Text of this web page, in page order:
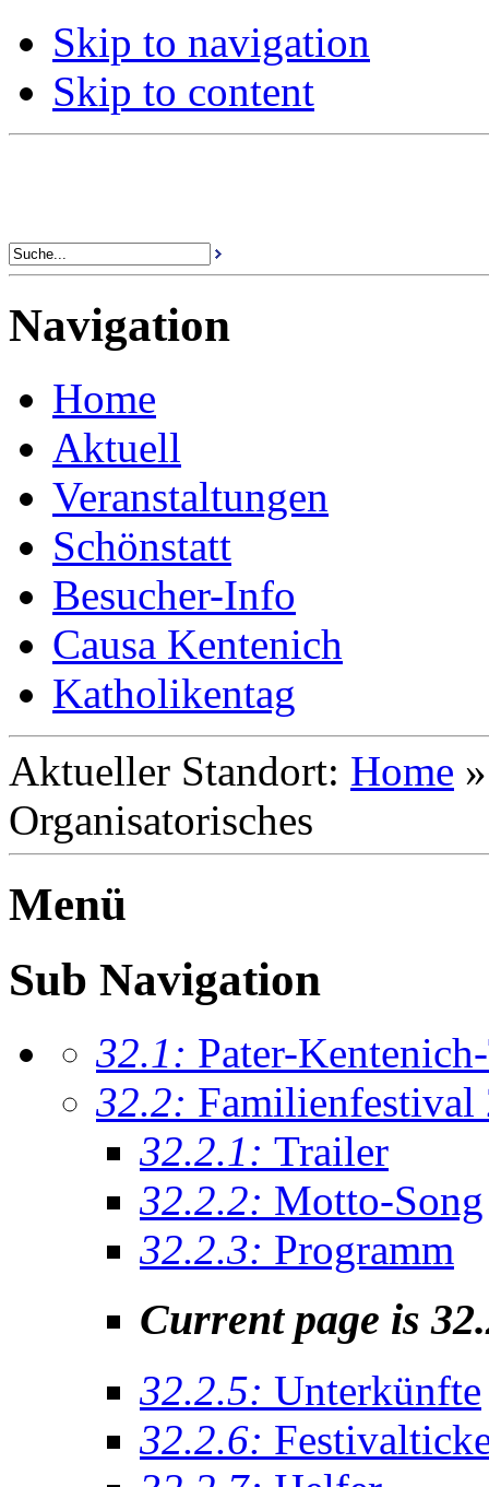
Skip to navigation
Skip to content
Navigation
Home
Aktuell
Veranstaltungen
Schönstatt
Besucher-Info
Causa Kentenich
Katholikentag
Aktueller Standort: Home
Organisatorisches
Menü
Sub Navigation
32.1: Pater-
32.2: Familienfestival
32.2.1: Trailer
32.2.2: Motto-Song
32.2.3: Programm
Current page is
32.2.5: Unterkünfte
32.2.6: